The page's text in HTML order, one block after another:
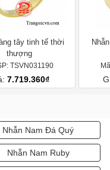
tây tinh tế thời
thượng
TSVN031190
7.719.360₫
Nhẫn Nam Đá Quý
Nhẫn Nam Ruby